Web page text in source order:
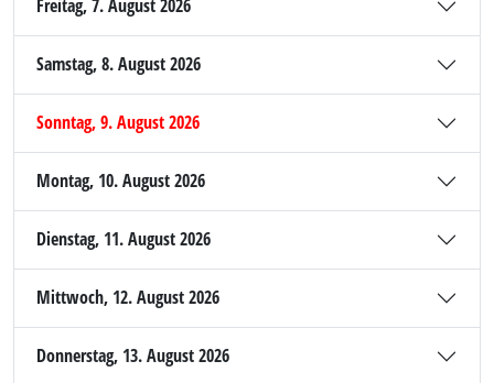
Freitag, 7. August 2026
Samstag, 8. August 2026
Sonntag, 9. August 2026
Montag, 10. August 2026
Dienstag, 11. August 2026
Mittwoch, 12. August 2026
Donnerstag, 13. August 2026